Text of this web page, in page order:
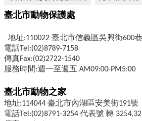
臺北市動物
地址:110022 臺北市信義區吳興街600
電話Tel:(02)8789-7158
傳真Fax:(02)2722-1540
服務時間:週一至週五 AM09:00-PM5:00
臺北市動物之家
地址:114044 臺北市內湖區安美街191號
電話Tel:(02)8791-3254 代表號 轉